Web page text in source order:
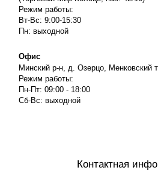
Режим работы:
Вт-Вс: 9:00-15:30
Пн: выходной
Офис
Минский р-н, д. Озерцо, Менковский
Режим работы:
Пн-Пт: 09:00 - 18:00
Сб-Вс: выходной
Контактная